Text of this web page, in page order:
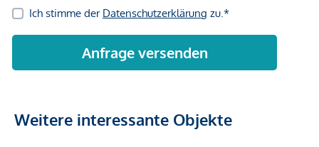
Weitere interessante Objekte